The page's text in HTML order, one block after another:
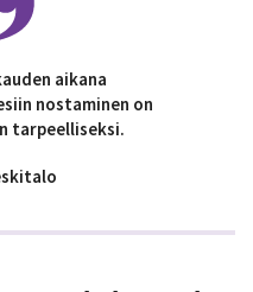
aikana
nostaminen on
tarpeelliseksi.